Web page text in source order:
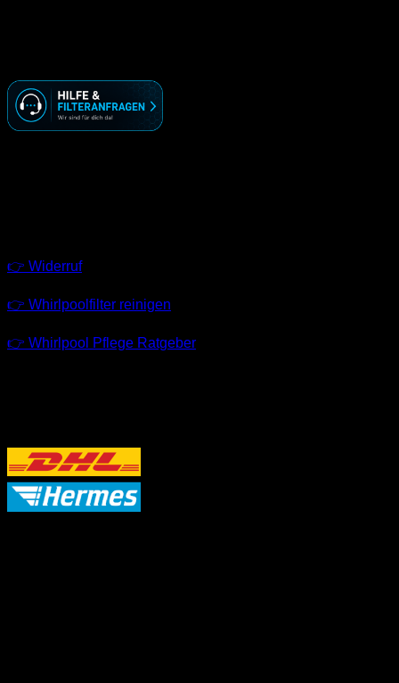
👉 Widerruf
👉 Whirlpoolfilter reinigen
👉 Whirlpool Pflege Ratgeber